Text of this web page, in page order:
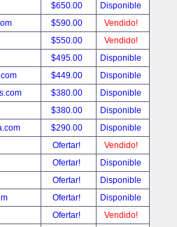
$650.00
Disponible
$590.00
Vendido!
$550.00
Vendido!
$495.00
Disponible
$449.00
Disponible
$380.00
Disponible
$380.00
Disponible
$290.00
Disponible
Ofertar!
Vendido!
Ofertar!
Disponible
Ofertar!
Disponible
Ofertar!
Disponible
Ofertar!
Vendido!